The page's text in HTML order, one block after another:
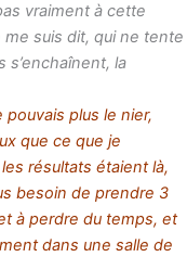
vraiment à cette
suis dit, qui ne tente
s’enchaînent, la
plus le nier,
que ce que je
résultats étaient là,
besoin de prendre 3
à perdre du temps, et
dans une salle de